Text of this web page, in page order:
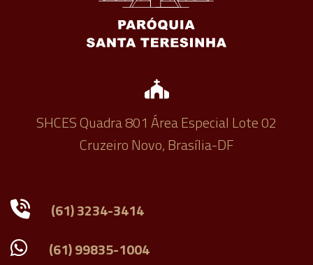
SHCES Quadra 801 Área Especial Lote 02
Cruzeiro Novo, Brasília-DF
(61) 3234-3414
(61) 99835-1004